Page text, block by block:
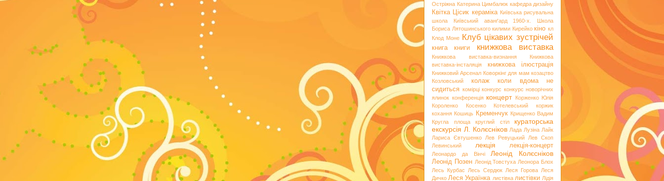
Остріжна Катерина Цимбалюк кафедра дизайну
Квітка Цісик кераміка Київська рисувальна
школа
Київський аванґард 1960-х. Школа
Бориса Лятошинського килими Кирейко кіно кл
Клод Моне
Клуб цікавих зустрічей
книга книги книжкова виставка
Книжкова виставка-визнання
Книжкова
виставка-інсталяція
книжкова ілюстрація
Книжковий Арсенал Коворкінг для мам козацтво
Козловський
колаж
коли вдома не
сидиться комірці конкурс конкурс новорічних
ялинок конференція концерт
Корженко Юлія
Короленко
Косенко
Котелевський коржик
кохання Кошиць Кременчук Крищенко Вадим
Кругла площа
круглий стіл
кураторська
екскурсія Л. Колєсніков Лада Лузіна Лайк
Лариса Євтушенко
Лев Ревуцький
Лев Скоп
Левинський
лекція лекція-концерт
Леонардо да Вінчі Леонід Колєсніков
Леонід Позен Леонід Товстуха Леонора Блох
Лесь Курбас
Лесь Сердюк Леся Горова Леся
Дичко Леся Українка листівка листівки Лідія